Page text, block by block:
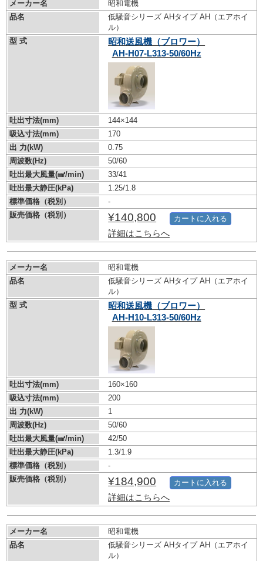
メーカー名
昭和電機
品名
低騒音シリーズ AHタイプ AH（エアホイ
ル）
型 式
昭和送風機（ブロワー）
AH-H07-L313-50/60Hz
吐出寸法(mm)
144×144
吸込寸法(mm)
170
出 力(kW)
0.75
周波数(Hz)
50/60
吐出最大風量(㎣/min)
33/41
吐出最大静圧(kPa)
1.25/1.8
標準価格（税別）
-
販売価格（税別）
¥140,800
詳細はこちらへ
カートに入れる
メーカー名
昭和電機
品名
低騒音シリーズ AHタイプ AH（エアホイ
ル）
型 式
昭和送風機（ブロワー）
AH-H10-L313-50/60Hz
吐出寸法(mm)
160×160
吸込寸法(mm)
200
出 力(kW)
1
周波数(Hz)
50/60
吐出最大風量(㎣/min)
42/50
吐出最大静圧(kPa)
1.3/1.9
標準価格（税別）
-
販売価格（税別）
¥184,900
詳細はこちらへ
カートに入れる
メーカー名
昭和電機
品名
低騒音シリーズ AHタイプ AH（エアホイ
ル）